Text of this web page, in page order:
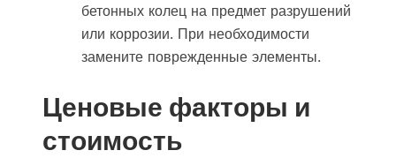
бетонных колец на предмет разрушений
или коррозии. При необходимости
замените поврежденные элементы.
Ценовые факторы и
стоимость